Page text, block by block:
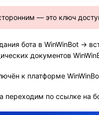
— это ключ
бота в WinWinBot →
документов
к платформе
переходим по ссылке на